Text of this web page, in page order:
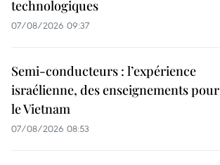
technologiques
07/08/2026 09:37
Semi-conducteurs : l’expérience
israélienne, des enseignements pour
le Vietnam
07/08/2026 08:53